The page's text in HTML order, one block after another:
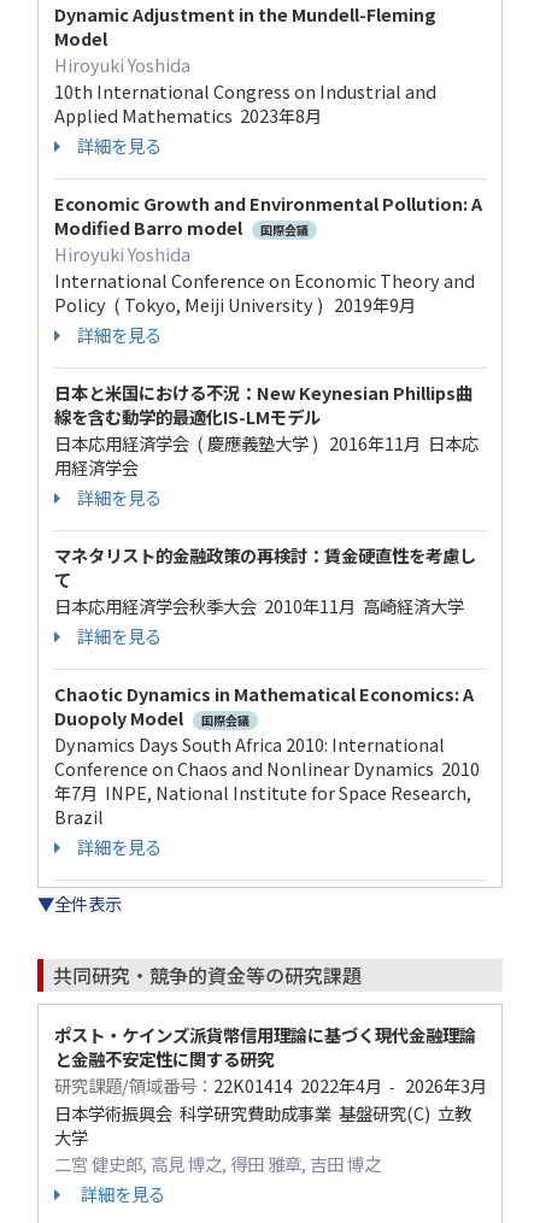
Dynamic Adjustment in the Mundell-Fleming
Model
Hiroyuki Yoshida
10th International Congress on Industrial and
Applied Mathematics 2023年8月
詳細を見る
Economic Growth and Environmental Pollution: A
Modified Barro model
国際会議
Hiroyuki Yoshida
International Conference on Economic Theory and
Policy ( Tokyo, Meiji University ) 2019年9月
詳細を見る
日本と米国における不況：New Keynesian Phillips曲
線を含む動学的最適化IS-LMモデル
日本応用経済学会 ( 慶應義塾大学 ) 2016年11月 日本応
用経済学会
詳細を見る
マネタリスト的金融政策の再検討：賃金硬直性を考慮し
て
日本応用経済学会秋季大会 2010年11月 高崎経済大学
詳細を見る
Chaotic Dynamics in Mathematical Economics: A
Duopoly Model
国際会議
Dynamics Days South Africa 2010: International
Conference on Chaos and Nonlinear Dynamics 2010
年7月 INPE, National Institute for Space Research,
Brazil
詳細を見る
▼全件表示
共同研究・競争的資金等の研究課題
ポスト・ケインズ派貨幣信用理論に基づく現代金融理論
と金融不安定性に関する研究
研究課題/領域番号： 22K01414 2022年4月 - 2026年3月
日本学術振興会 科学研究費助成事業 基盤研究(C) 立教
大学
二宮 健史郎, 高見 博之, 得田 雅章, 吉田 博之
詳細を見る